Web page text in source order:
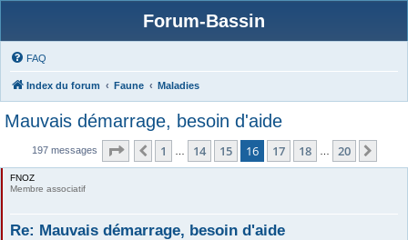
Forum-Bassin
FAQ
Index du forum Faune Maladies
Mauvais démarrage, besoin d'aide
197 messages Page 16 sur 20
Précédente
1 14 15 16 17 18 20
FNOZ
Membre associatif
Re: Mauvais démarrage, besoin d'aide